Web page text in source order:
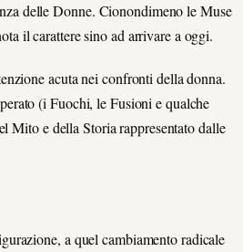
delle Donne. Cionondimeno le Muse
il carattere sino ad arrivare a oggi.
acuta nei confronti della donna.
(i Fuochi, le Fusioni e qualche
Mito e della Storia rappresentato dalle
a quel cambiamento radicale